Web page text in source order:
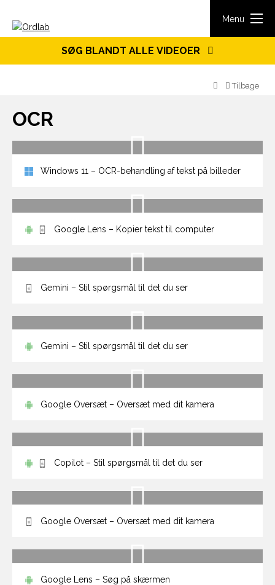
Menu
SØG BLANDT ALLE VIDEOER
Tilbage
OCR
Windows 11 – OCR-behandling af tekst på billeder
Google Lens – Kopier tekst til computer
Gemini – Stil spørgsmål til det du ser
Gemini – Stil spørgsmål til det du ser
Google Oversæt – Oversæt med dit kamera
Copilot – Stil spørgsmål til det du ser
Google Oversæt – Oversæt med dit kamera
Google Lens – Søg på skærmen